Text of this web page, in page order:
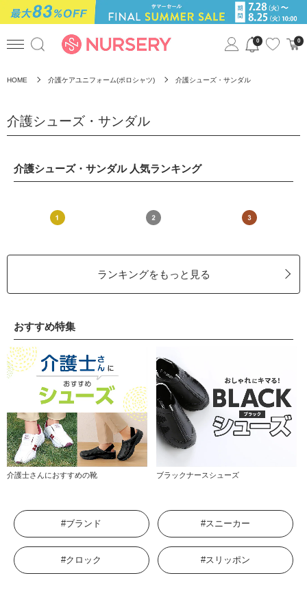
0 0
HOME 介護ケアユニフォーム(ポロシャツ) 介護シューズ・サンダル
介護シューズ・サンダル
介護シューズ・サンダル 人気ランキング
ランキングをもっと見る
おすすめ特集
介護士さんにおすすめの靴 ブラックナースシューズ
#ブランド #スニーカー
#クロック #スリッポン